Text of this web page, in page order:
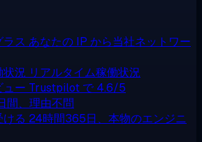
ス あなたの IP から当社ネットワー
状況 リアルタイム稼働状況
ュー Trustpilot で 4.6/5
間、理由不問
る 24時間365日、本物のエンジニ